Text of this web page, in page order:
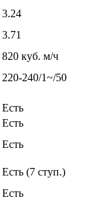
3.24
3.71
820 куб. м/ч
220-240/1~/50
Есть
Есть
Есть
Есть (7 ступ.)
Есть